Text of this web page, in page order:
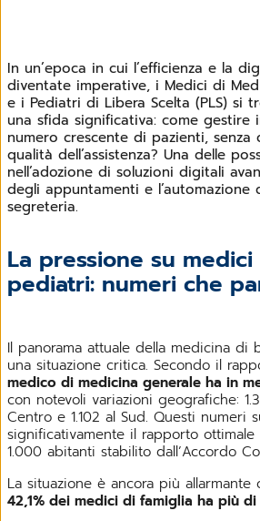
In un’epoca in cui l’efficienza e la
diventate imperative, i Medici di
e i Pediatri di Libera Scelta (PLS) si
una sfida significativa: come gestire
numero crescente di pazienti, senza
qualità dell’assistenza? Una delle
nell’adozione di soluzioni digitali
degli appuntamenti e l’automazione
segreteria.
La pressione su
pediatri: numeri che
Il panorama attuale della medicina di
una situazione critica. Secondo il
medico di medicina generale ha in
con notevoli variazioni geografiche:
Centro e 1.102 al Sud. Questi numeri
significativamente il rapporto
1.000 abitanti stabilito dall’Accordo
La situazione è ancora più
42,1% dei medici di famiglia ha più di